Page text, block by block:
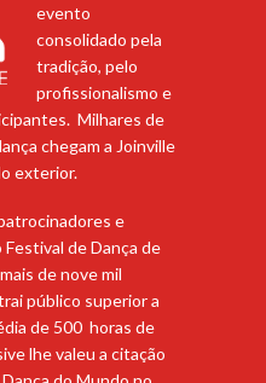
evento
consolidado pela
tradição, pelo
profissionalismo e
Milhares de
chegam a Joinville
exterior.
e
de Dança de
de nove mil
público superior a
de 500 horas de
lhe valeu a citação